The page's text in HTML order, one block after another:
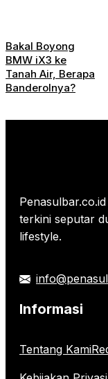
Bakal Boyong
BMW iX3 ke
Tanah Air, Berapa
Banderolnya?
terkini seputar
lifestyle.
Informasi
Tentang Kami